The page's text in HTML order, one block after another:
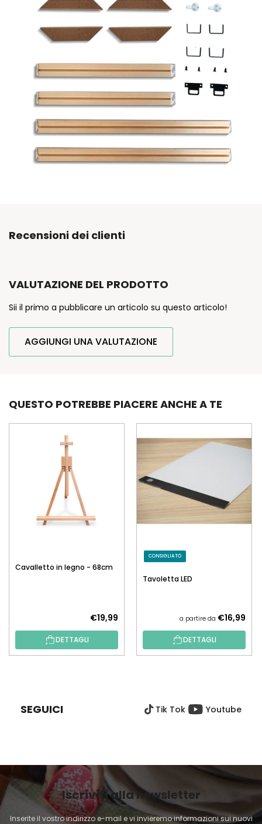
Recensioni dei clienti
VALUTAZIONE DEL PRODOTTO
Sii il primo a pubblicare un articolo su questo articolo!
AGGIUNGI UNA VALUTAZIONE
QUESTO POTREBBE PIACERE ANCHE A TE
Cavalletto in legno - 68cm
€19,99
DETTAGLI
CONSIGLIATO
Tavoletta LED
a partire da €16,99
DETTAGLI
G
N
A
SEGUICI Tik Tok Youtube
Iscriviti alla newsletter
Inserite il vostro indirizzo e-mail e vi invieremo informazioni sui nuovi